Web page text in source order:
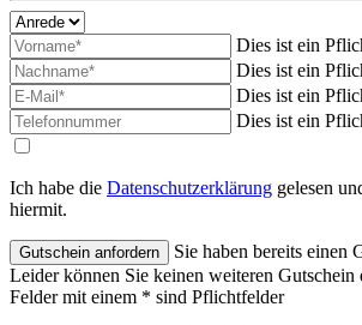
Dies ist ein
Dies ist ein
Dies ist ein
Dies ist ein
Ich habe die Datenschutzerklärung gelesen
hiermit.
Sie haben bereits einen
Leider können Sie keinen weiteren Gutschein
Felder mit einem * sind Pflichtfelder